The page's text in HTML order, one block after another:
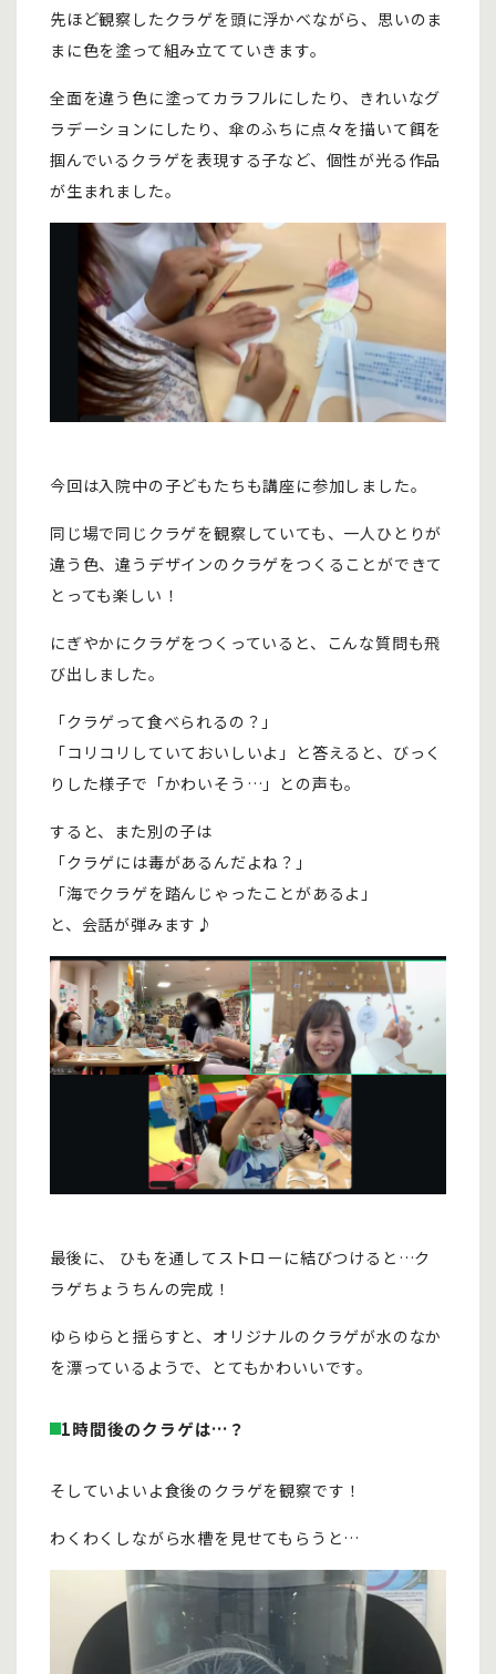
先ほど観察したクラゲを頭に浮かべながら、思いのま
まに色を塗って組み立てていきます。
全面を違う色に塗ってカラフルにしたり、きれいなグ
ラデーションにしたり、傘のふちに点々を描いて餌を
掴んでいるクラゲを表現する子など、個性が光る作品
が生まれました。
今回は入院中の子どもたちも講座に参加しました。
同じ場で同じクラゲを観察していても、一人ひとりが
違う色、違うデザインのクラゲをつくることができて
とっても楽しい！
にぎやかにクラゲをつくっていると、こんな質問も飛
び出しました。
「クラゲって食べられるの？」
「コリコリしていておいしいよ」と答えると、びっく
りした様子で「かわいそう…」との声も。
すると、また別の子は
「クラゲには毒があるんだよね？」
「海でクラゲを踏んじゃったことがあるよ」
と、会話が弾みます♪
最後に、 ひもを通してストローに結びつけると…ク
ラゲちょうちんの完成！
ゆらゆらと揺らすと、オリジナルのクラゲが水のなか
を漂っているようで、とてもかわいいです。
1時間後のクラゲは…？
そしていよいよ食後のクラゲを観察です！
わくわくしながら水槽を見せてもらうと…